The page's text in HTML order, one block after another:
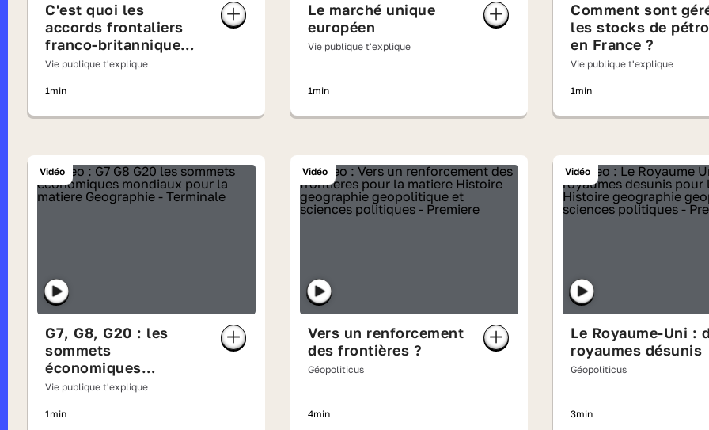
C'est quoi les
accords frontaliers
franco-britanniques
du Touquet ?
Vie publique t'explique
1min
Le marché unique
européen
Vie publique t'explique
1min
Comment sont
les stocks de
en France ?
Vie publique t'explique
1min
Vidéo
G7, G8, G20 : les
sommets
économiques
mondiaux
Vie publique t'explique
1min
Vidéo
Vers un renforcement
des frontières ?
Géopoliticus
4min
Vidéo
Le Royaume-Uni :
royaumes désunis
Géopoliticus
3min